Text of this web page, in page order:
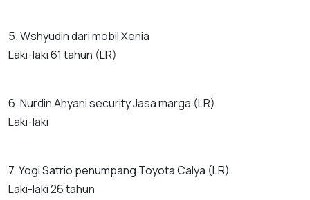
5. Wshyudin dari mobil Xenia
Laki-laki 61 tahun (LR)
6. Nurdin Ahyani security Jasa marga (LR)
Laki-laki
7. Yogi Satrio penumpang Toyota Calya (LR)
Laki-laki 26 tahun